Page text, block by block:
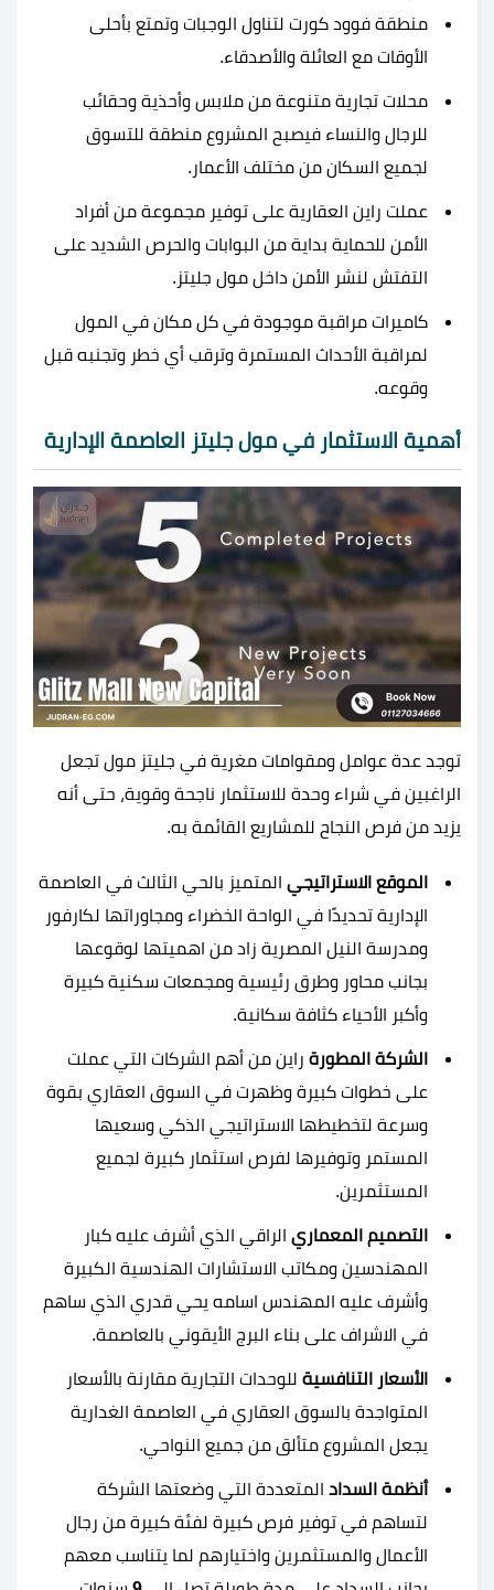
منطقة فوود كورت لتناول الوجبات وتمتع بأحلى
الأوقات مع العائلة والأصدقاء.
محلات تجارية متنوعة من ملابس وأحذية وحقائب
للرجال والنساء فيصبح المشروع منطقة للتسوق
لجميع السكان من مختلف الأعمار.
عملت راين العقارية على توفير مجموعة من أفراد
الأمن للحماية بداية من البوابات والحرص الشديد على
التفتش لنشر الأمن داخل مول جليتز.
كاميرات مراقبة موجودة في كل مكان في المول
لمراقبة الأحداث المستمرة وترقب أي خطر وتجنبه قبل
وقوعه.
أهمية الاستثمار في مول جليتز العاصمة الإدارية
توجد عدة عوامل ومقوامات مغرية في جليتز مول تجعل
الراغبين في شراء وحدة للاستثمار ناجحة وقوية، حتى أنه
يزيد من فرص النجاح للمشاريع القائمة به.
الموقع الاستراتيجي المتميز بالحي الثالث في العاصمة
الإدارية تحديدًا في الواحة الخضراء ومجاوراتها لكارفور
ومدرسة النيل المصرية زاد من اهميتها لوقوعها
بجانب محاور وطرق رئيسية ومجمعات سكنية كبيرة
وأكبر الأحياء كثافة سكانية.
الشركة المطورة راين من أهم الشركات التي عملت
على خطوات كبيرة وظهرت في السوق العقاري بقوة
وسرعة لتخطيطها الاستراتيجي الذكي وسعيها
المستمر وتوفيرها لفرص استثمار كبيرة لجميع
المستثمرين.
التصميم المعماري الراقي الذي أشرف عليه كبار
المهندسين ومكاتب الاستشارات الهندسية الكبيرة
وأشرف عليه المهندس اسامه يحي قدري الذي ساهم
في الاشراف على بناء البرج الأيقوني بالعاصمة.
الأسعار التنافسية للوحدات التجارية مقارنة بالأسعار
المتواجدة بالسوق العقاري في العاصمة الغدارية
يجعل المشروع متألق من جميع النواحي.
أنظمة السداد المتعددة التي وضعتها الشركة
لتساهم في توفير فرص كبيرة لفئة كبيرة من رجال
الأعمال والمستثمرين واختيارهم لما يتناسب معهم